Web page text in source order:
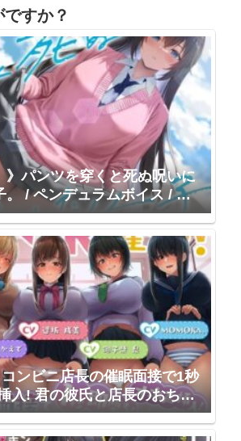
すか？
》パンツを穿くと死ぬ呪いに
。 / ペンデュラムボイス / 涼
るる 浅木式 雲八はち 小花衣
みもりあいの
ンビニ店長の催眠面接で1秒
入! 君の彼氏と店長のおちん
かハメられ感想レポート! /